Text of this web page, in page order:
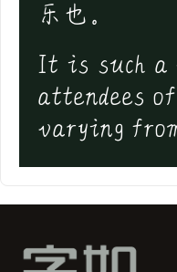
乐也。
It is such a
attendees
varying